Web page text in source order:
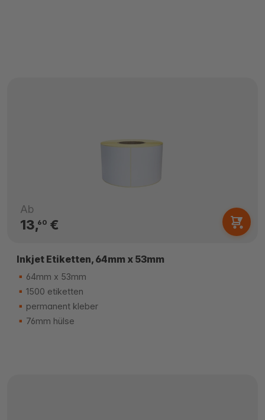
Ab
13,60€
Inkjet Etiketten, 64mm x 53mm
64mm x 53mm
1500 etiketten
permanent kleber
76mm hülse